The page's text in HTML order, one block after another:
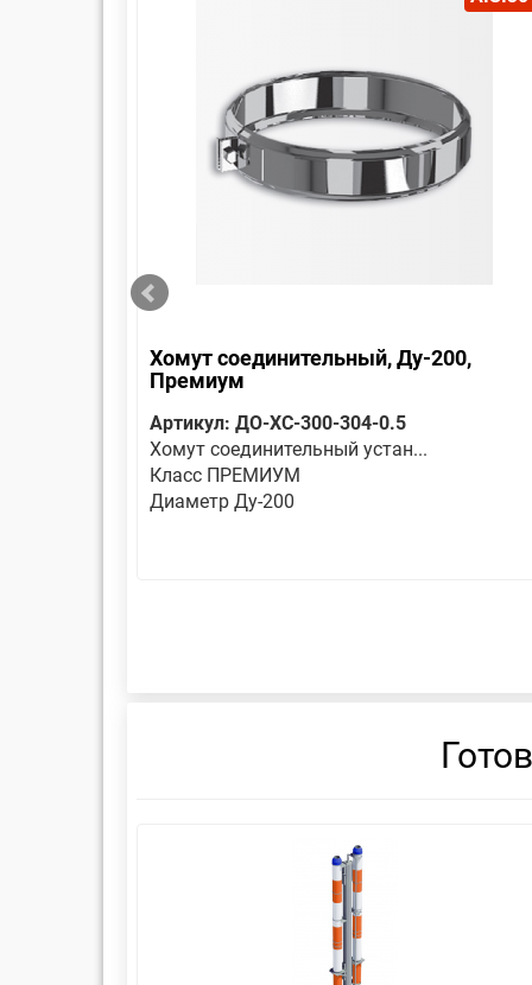
Хомут соединительный, Ду-200,
Премиум
Артикул: ДО-ХС-300-304-0.5
Хомут соединительный устан...
Класс ПРЕМИУМ
Диаметр Ду-200